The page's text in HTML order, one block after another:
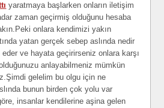
yaratmaya başlarken onların iletişim
zaman geçirmiş olduğunu hesaba
onlara kendimizi yakın
yatan gerçek sebep aslında nedir
ve hayata geçirirseniz onlara karşı
anlayabilmeniz mümkün
gelelim bu olgu için ne
bunun birden çok yolu var
insanlar kendilerine aşina gelen